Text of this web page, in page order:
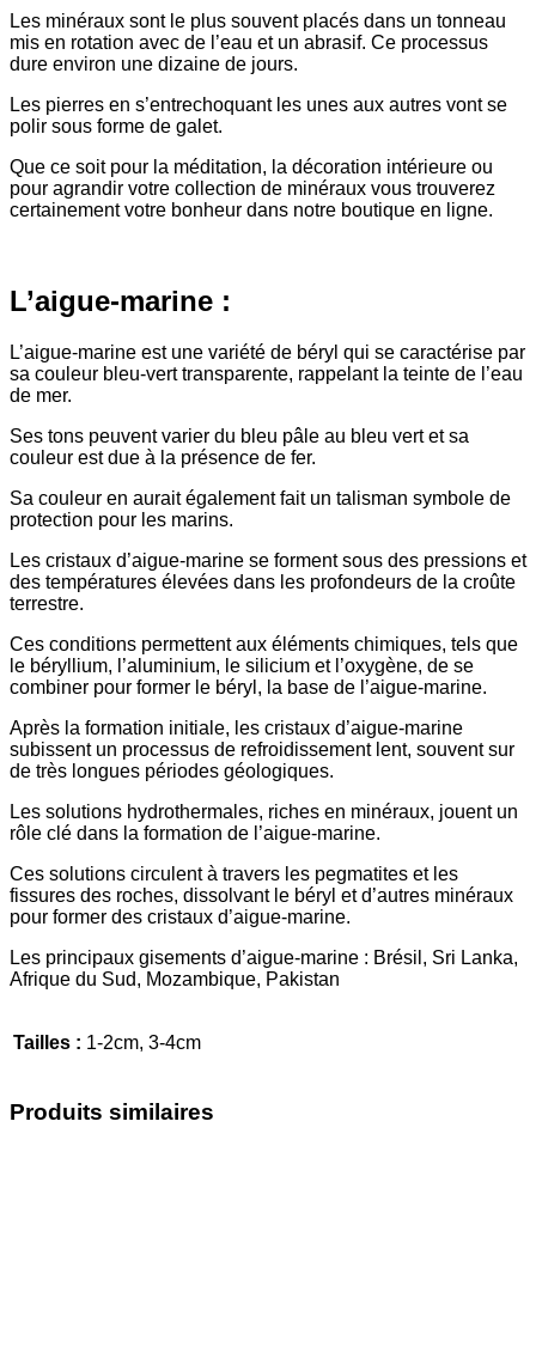
Les minéraux sont le plus souvent placés dans un tonneau
mis en rotation avec de l’eau et un abrasif. Ce processus
dure environ une dizaine de jours.
Les pierres en s’entrechoquant les unes aux autres vont se
polir sous forme de galet.
Que ce soit pour la méditation, la décoration intérieure ou
pour agrandir votre collection de minéraux vous trouverez
certainement votre bonheur dans notre boutique en ligne.
L’aigue-marine :
L’aigue-marine est une variété de béryl qui se caractérise par
sa couleur bleu-vert transparente, rappelant la teinte de l’eau
de mer.
Ses tons peuvent varier du bleu pâle au bleu vert et sa
couleur est due à la présence de fer.
Sa couleur en aurait également fait un talisman symbole de
protection pour les marins.
Les cristaux d’aigue-marine se forment sous des pressions et
des températures élevées dans les profondeurs de la croûte
terrestre.
Ces conditions permettent aux éléments chimiques, tels que
le béryllium, l’aluminium, le silicium et l’oxygène, de se
combiner pour former le béryl, la base de l’aigue-marine.
Après la formation initiale, les cristaux d’aigue-marine
subissent un processus de refroidissement lent, souvent sur
de très longues périodes géologiques.
Les solutions hydrothermales, riches en minéraux, jouent un
rôle clé dans la formation de l’aigue-marine.
Ces solutions circulent à travers les pegmatites et les
fissures des roches, dissolvant le béryl et d’autres minéraux
pour former des cristaux d’aigue-marine.
Les principaux gisements d’aigue-marine : Brésil, Sri Lanka,
Afrique du Sud, Mozambique, Pakistan
Tailles : 1-2cm, 3-4cm
Produits similaires